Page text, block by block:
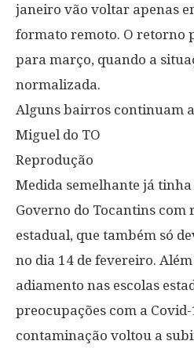
janeiro vão voltar apenas
formato remoto. O retorno
para março, quando a
normalizada.
Alguns bairros continuam
Miguel do TO
Reprodução
Medida semelhante já
Governo do Tocantins com
estadual, que também só
no dia 14 de fevereiro.
adiamento nas escolas
preocupações com a
contaminação voltou a